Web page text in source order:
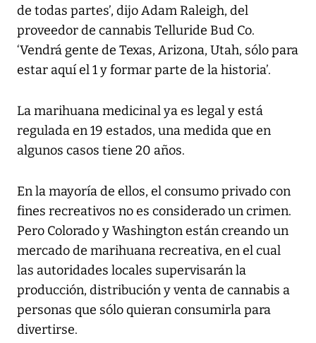
de todas partes’, dijo Adam Raleigh, del
proveedor de cannabis Telluride Bud Co.
‘Vendrá gente de Texas, Arizona, Utah, sólo para
estar aquí el 1 y formar parte de la historia’.
La marihuana medicinal ya es legal y está
regulada en 19 estados, una medida que en
algunos casos tiene 20 años.
En la mayoría de ellos, el consumo privado con
fines recreativos no es considerado un crimen.
Pero Colorado y Washington están creando un
mercado de marihuana recreativa, en el cual
las autoridades locales supervisarán la
producción, distribución y venta de cannabis a
personas que sólo quieran consumirla para
divertirse.